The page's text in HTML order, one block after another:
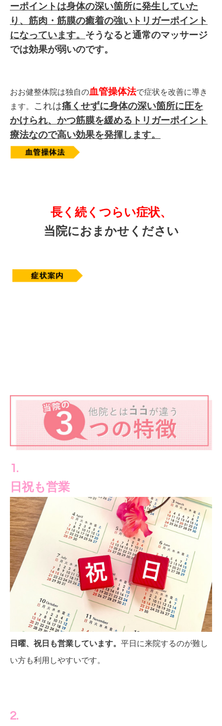
ーポイントは身体の深い箇所に発生していた
り、筋肉・筋膜の癒着の強いトリガーポイント
になっています。 そうなると通常のマッサージ
では効果が弱いのです。
おお健整体院は独自の血管操体法で症状を改善に導き
ます。
これは痛 くせずに身体の深い箇所に圧を
かけられ、かつ筋膜を緩めるトリガーポイント
療法なので高い効果を発揮します。
長く続くつらい症状、
当院におまかせください
1.
日祝も営業
日曜、祝日も営業しています。 平日に来院するのが難し
い方も利用しやすいです。
2.